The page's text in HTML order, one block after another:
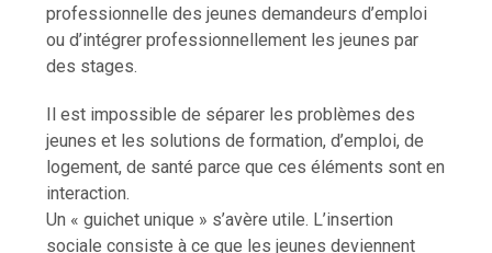
professionnelle des jeunes demandeurs d’emploi
ou d’intégrer professionnellement les jeunes par
des stages.
Il est impossible de séparer les problèmes des
jeunes et les solutions de formation, d’emploi, de
logement, de santé parce que ces éléments sont en
interaction.
Un « guichet unique » s’avère utile. L’insertion
sociale consiste à ce que les jeunes deviennent